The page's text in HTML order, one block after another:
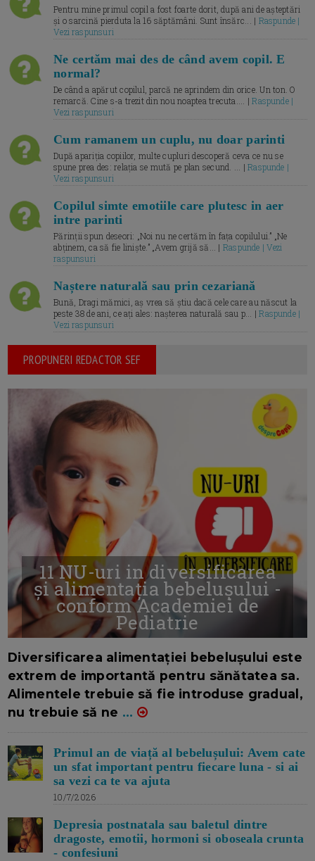
Pentru mine primul copil a fost foarte dorit, după ani de așteptări
și o sarcină pierduta la 16 săptămâni. Sunt însărc... | Raspunde |
Vezi raspunsuri
Ne certăm mai des de când avem copil. E
normal?
De când a apărut copilul, parcă ne aprindem din orice. Un ton. O
remarcă. Cine s-a trezit din nou noaptea trecuta.... |Raspunde |
Vezi raspunsuri
Cum ramanem un cuplu, nu doar parinti
După apariția copiilor, multe cupluri descoperă ceva ce nu se
spune prea des: relația se mută pe plan secund. ... |Raspunde |
Vezi raspunsuri
Copilul simte emotiile care plutesc in aer
intre parinti
Părinții spun deseori: „Noi nu ne certăm în fața copilului.” „Ne
abținem, ca să fie liniște.” „Avem grijă să... | Raspunde | Vezi
raspunsuri
Naștere naturală sau prin cezariană
Bună, Dragi mămici, aș vrea să știu dacă cele care au născut la
peste 38 de ani, ce ați ales: nașterea naturală sau p... |Raspunde |
Vezi raspunsuri
PROPUNERI REDACTOR SEF
11 NU-uri in diversificarea
și alimentația bebelușului -
conform Academiei de
Pediatrie
Diversificarea alimentației bebelușului este
extrem de importantă pentru sănătatea sa.
Alimentele trebuie să fie introduse gradual,
nu trebuie să ne ...
Primul an de viață al bebelușului: Avem cate
un sfat important pentru fiecare luna - si ai
sa vezi ca te va ajuta
10/7/2026
Depresia postnatala sau baletul dintre
dragoste, emotii, hormoni si oboseala crunta
- confesiuni